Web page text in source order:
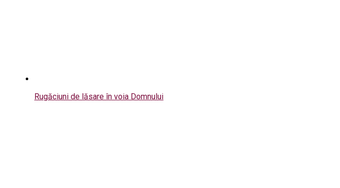
Rugăciuni de lăsare în voia Domnului